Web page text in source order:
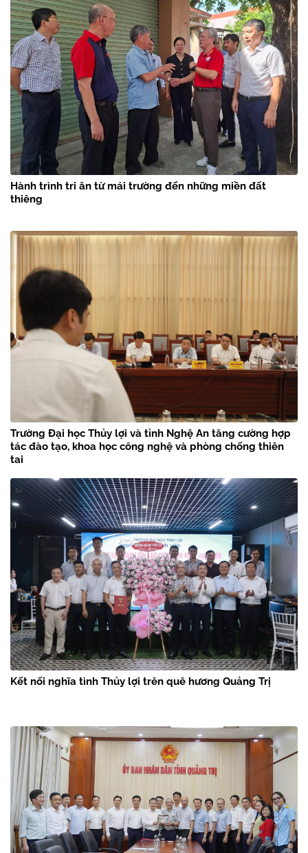
Hành trình tri ân từ mái trường đến những miền đất
thiêng
Trường Đại học Thủy lợi và tỉnh Nghệ An tăng cường hợp
tác đào tạo, khoa học công nghệ và phòng chống thiên
tai
Kết nối nghĩa tình Thủy lợi trên quê hương Quảng Trị